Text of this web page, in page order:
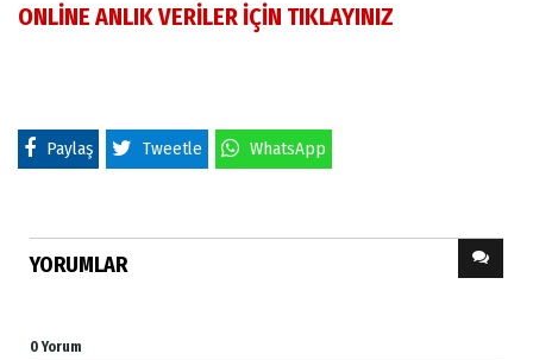
ONLİNE ANLIK VERİLER İÇİN TIKLAYINIZ
Paylaş Tweetle WhatsApp
YORUMLAR
0 Yorum